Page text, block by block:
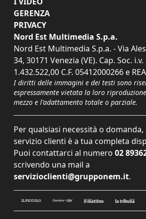
GERENZA
PRIVACY
Nord Est Multimedia S.p.a.
Nord Est Multimedia S.p.a. - Via
34, 30171 Venezia (VE). Cap. Soc.
1.432.522,00 C.F. 05412000266 e
I diritti delle immagini e dei testi sono
espressamente vietata la loro
mezzo e l'adattamento totale o parziale.
Per qualsiasi necessità o
servizio clienti è a tua completa
Puoi contattarci al numero 02
scrivendo una mail a
servizioclienti@grupponem.it.